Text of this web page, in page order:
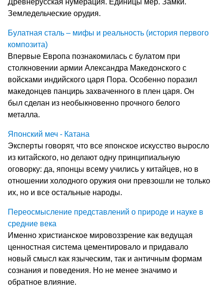
Древнерусская нумерация. Единицы мер. Замки.
Земледельческие орудия.
Булатная сталь – мифы и реальность (история первого
композита)
Впервые Европа познакомилась с булатом при
столкновении армии Александра Македонского с
войсками индийского царя Пора. Особенно поразил
македонцев панцирь захваченного в плен царя. Он
был сделан из необыкновенно прочного белого
металла.
Японский меч - Катана
Эксперты говорят, что все японское искусство выросло
из китайского, но делают одну принципиальную
оговорку: да, японцы всему учились у китайцев, но в
отношении холодного оружия они превзошли не только
их, но и все остальные народы.
Переосмысление представлений о природе и науке в
средние века
Именно христианское мировоззрение как ведущая
ценностная система цементировало и придавало
новый смысл как языческим, так и античным формам
сознания и поведения. Но не менее значимо и
обратное влияние.